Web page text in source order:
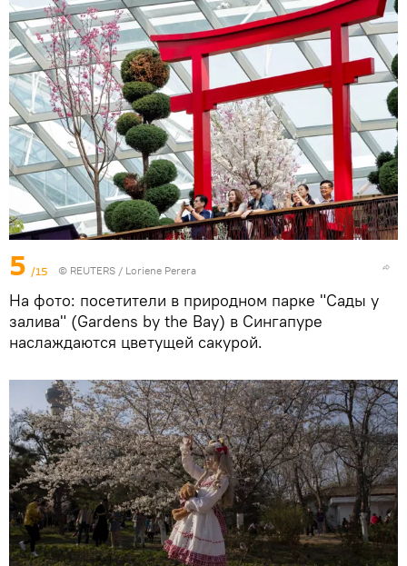
5 /15 © REUTERS / Loriene Perera
На фото: посетители в природном парке "Сады у
залива" (Gardens by the Bay) в Сингапуре
наслаждаются цветущей сакурой.